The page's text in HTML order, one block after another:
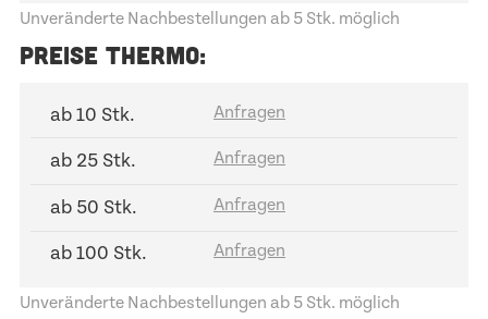
Unveränderte Nachbestellungen ab 5 Stk. möglich
PREISE THERMO:
ab 10 Stk.
ab 25 Stk.
ab 50 Stk.
ab 100 Stk.
Unveränderte Nachbestellungen ab 5 Stk. möglich